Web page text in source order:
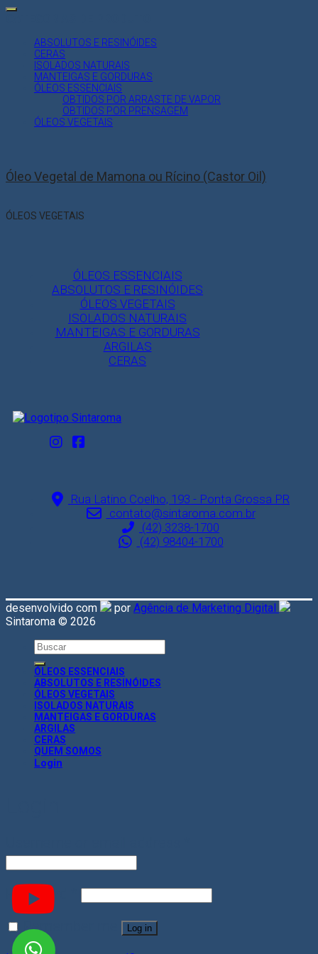
for:
ABSOLUTOS E RESINÓIDES
CERAS
ISOLADOS NATURAIS
MANTEIGAS E GORDURAS
ÓLEOS ESSENCIAIS
OBTIDOS POR ARRASTE DE VAPOR
OBTIDOS POR PRENSAGEM
ÓLEOS VEGETAIS
ÓLEOS VEGETAIS
Óleo Vegetal de Mamona ou Rícino (Castor Oil)
ÓLEOS ESSENCIAIS
ABSOLUTOS E RESINÓIDES
ÓLEOS VEGETAIS
ISOLADOS NATURAIS
MANTEIGAS E GORDURAS
ARGILAS
CERAS
Rua Latino Coelho, 193 - Ponta Grossa PR
contato@sintaroma.com.br
(42) 3238-1700
(42) 98404-1700
desenvolvido com por Agência de Marketing Digital
Sintaroma © 2026
Search
for:
ÓLEOS ESSENCIAIS
ABSOLUTOS E RESINÓIDES
ÓLEOS VEGETAIS
ISOLADOS NATURAIS
MANTEIGAS E GORDURAS
ARGILAS
CERAS
QUEM SOMOS
Login
Password
Remember me
Log in